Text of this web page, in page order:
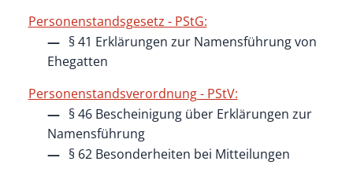
Personenstandsgesetz - PStG:
§ 41 Erklärungen zur Namensführung von
Ehegatten
Personenstandsverordnung - PStV:
§ 46 Bescheinigung über Erklärungen zur
Namensführung
§ 62 Besonderheiten bei Mitteilungen